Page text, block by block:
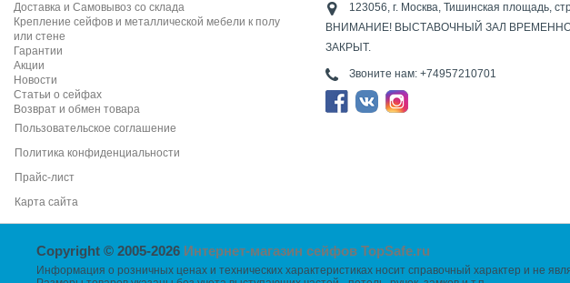
Доставка и Самовывоз со склада
Крепление сейфов и металлической мебели к полу
или стене
Гарантии
Акции
Новости
Статьи о сейфах
Возврат и обмен товара
Пользовательское соглашение
Политика конфиденциальности
Прайс-лист
Карта сайта
123056, г. Москва, Тишинская площадь,
ВНИМАНИЕ! ВЫСТАВОЧНЫЙ ЗАЛ
ЗАКРЫТ.
Звоните нам: +74957210701
Copyright © 2005-2026 Интернет-магазин сейфов TopSafe.ru
Информация о розничных ценах и технических характеристиках носит справочный характер и не